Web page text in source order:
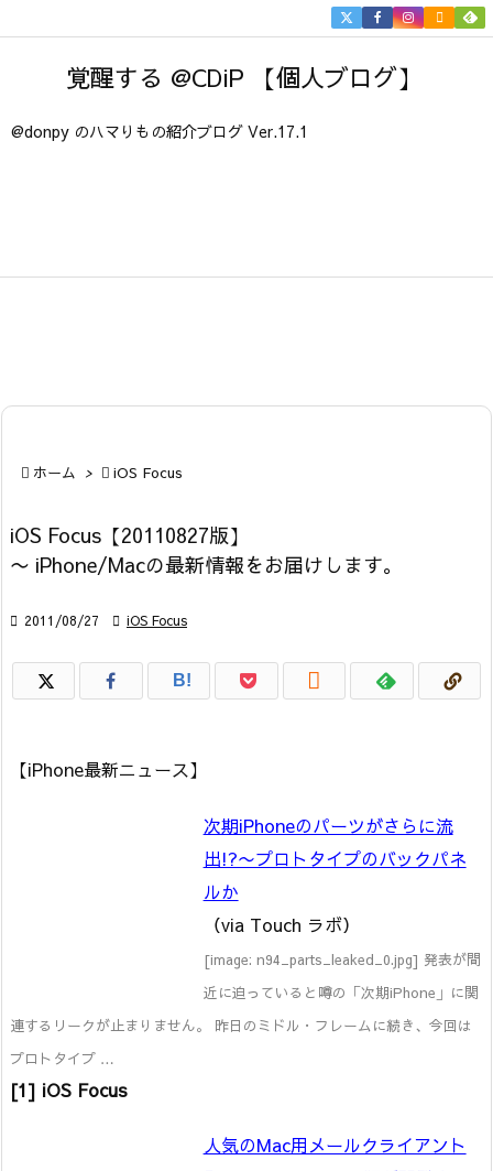
覚醒する @CDiP 【個人ブログ】
@donpy のハマりもの紹介ブログ Ver.17.1


 ホーム >  iOS Focus
iOS Focus【20110827版】
〜 iPhone/Macの最新情報をお届けします。
 2011/08/27  iOS Focus
B! 
【iPhone最新ニュース】
次期iPhoneのパーツがさらに流
出!?〜プロトタイプのバックパネ
ルか
（via Touch ラボ）
[image: n94_parts_leaked_0.jpg] 発表が間
近に迫っていると噂の「次期iPhone」に関
連するリークが止まりません。 昨日のミドル・フレームに続き、今回は
プロトタイプ …
[1] iOS Focus
人気のMac用メールクライアント